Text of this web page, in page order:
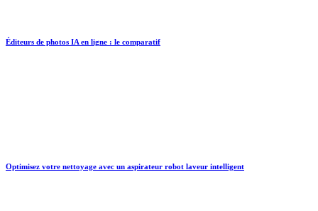
Éditeurs de photos IA en ligne : le comparatif
Optimisez votre nettoyage avec un aspirateur robot laveur intelligent